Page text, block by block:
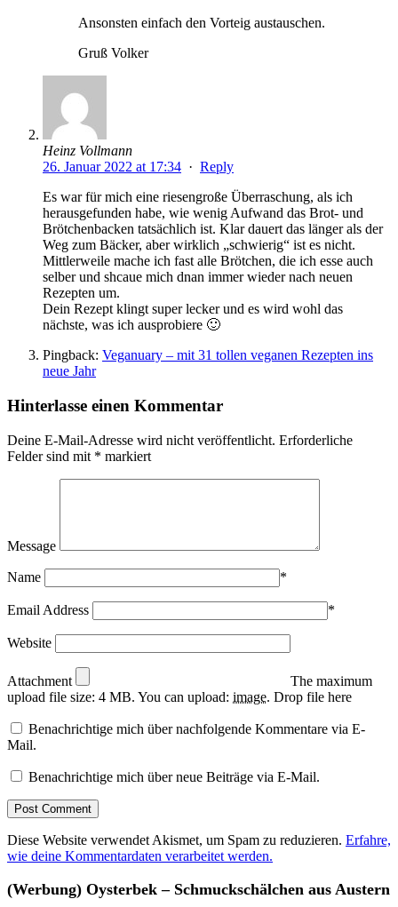
Ansonsten einfach den Vorteig austauschen.
Gruß Volker
Heinz Vollmann
26. Januar 2022 at 17:34 · Reply
Es war für mich eine riesengroße Überraschung, als ich
herausgefunden habe, wie wenig Aufwand das Brot- und
Brötchenbacken tatsächlich ist. Klar dauert das länger als der
Weg zum Bäcker, aber wirklich „schwierig“ ist es nicht.
Mittlerweile mache ich fast alle Brötchen, die ich esse auch
selber und shcaue mich dnan immer wieder nach neuen
Rezepten um.
Dein Rezept klingt super lecker und es wird wohl das
nächste, was ich ausprobiere 🙂
Pingback: Veganuary – mit 31 tollen veganen Rezepten ins
neue Jahr
Hinterlasse einen Kommentar
Deine E-Mail-Adresse wird nicht veröffentlicht. Erforderliche
Felder sind mit * markiert
Message
Name *
Email Address *
Website
Attachment
The maximum
upload file size: 4 MB. You can upload: image. Drop file here
Benachrichtige mich über nachfolgende Kommentare via E-
Mail.
Benachrichtige mich über neue Beiträge via E-Mail.
Diese Website verwendet Akismet, um Spam zu reduzieren. Erfahre,
wie deine Kommentardaten verarbeitet werden.
(Werbung) Oysterbek – Schmuckschälchen aus Austern